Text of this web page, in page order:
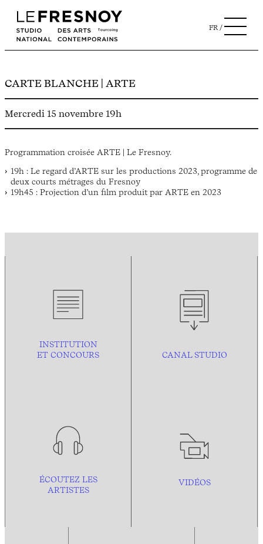
FR
CARTE BLANCHE | ARTE
Mercredi 15 novembre 19h
Programmation croisée ARTE | Le Fresnoy.
19h : Le regard d’ARTE sur les productions 2023, programme de
deux courts métrages du Fresnoy
19h45 : Projection d’un film produit par ARTE en 2023
INSTITUTION
ET CONCOURS
CANAL STUDIO
ÉCOUTEZ LES
ARTISTES
VIDÉOS